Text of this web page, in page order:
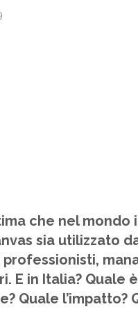
che nel mondo
sia utilizzato
E in Italia? Quale
Quale l’impatto?